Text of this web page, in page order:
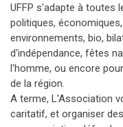
UFFP s'adapte à toutes
politiques,
environnements, bio,
d'indépendance, fêtes
l'homme, ou encore
de la région.
A terme, L'Association
caritatif, et organiser